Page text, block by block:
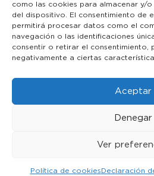
como las cookies para almacenar y/
del dispositivo. El consentimiento de
permitirá procesar datos como el
navegación o las identificaciones
consentir o retirar el consentimiento,
negativamente a ciertas
Aceptar
Denegar
Ver
Política de cookiesDeclaración
LEGAL
AVISO LEGAL
POLÍTICA DE COOKIES
© 2023 Toledo Islámico. Todos